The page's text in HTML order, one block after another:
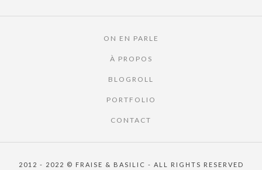
ON EN PARLE
À PROPOS
BLOGROLL
PORTFOLIO
CONTACT
2012 - 2022 © FRAISE & BASILIC - ALL RIGHTS RESERVED